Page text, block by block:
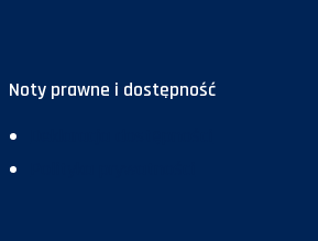
Noty prawne i dostępność